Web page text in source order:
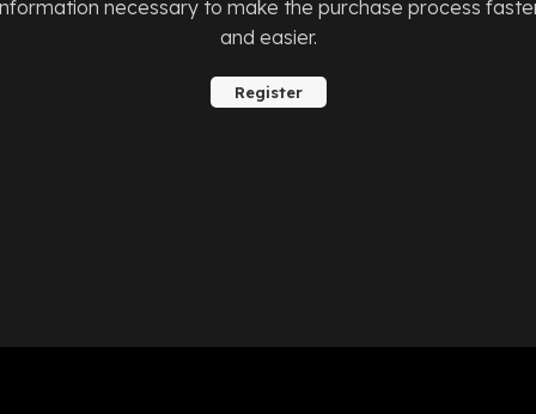
necessary to make the purchase process
and easier.
Register